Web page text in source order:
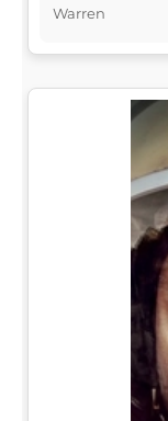
Warren